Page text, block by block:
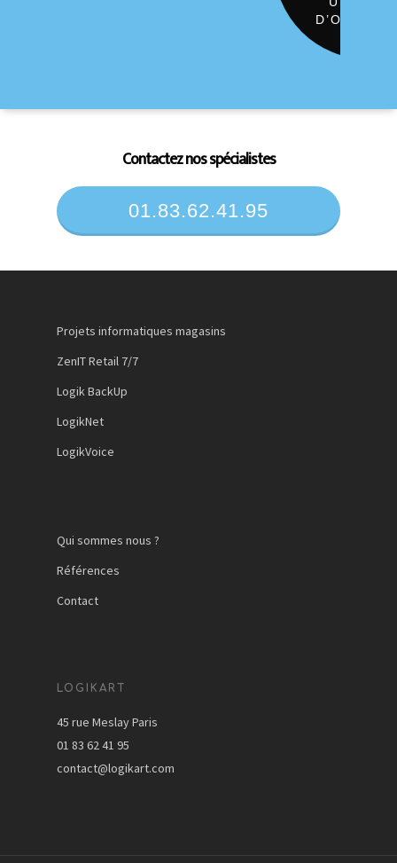
Contactez nos spécialistes
01.83.62.41.95
Projets informatiques magasins
ZenIT Retail 7/7
Logik BackUp
LogikNet
LogikVoice
Qui sommes nous ?
Références
Contact
LOGIKART
45 rue Meslay Paris
01 83 62 41 95
contact@logikart.com